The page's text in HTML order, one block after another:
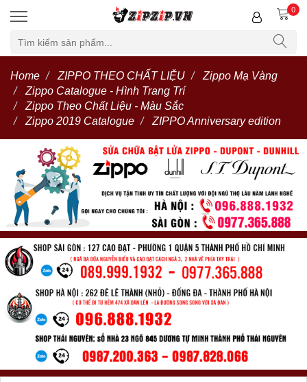
0
Home ZIPPO THEO CHẤT LIỆU
Zippo Mạ Vàng
Zippo Catalogue - Hình Trang Trí
Zippo Theo Chất Liệu - Màu Sắc
Zippo 2019 Catalogue
ZIPPO Anniversary edition